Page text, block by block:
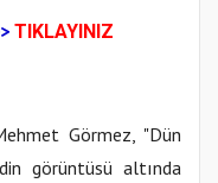
TIKLAYINIZ
Görmez, "Dün
görüntüsü altında